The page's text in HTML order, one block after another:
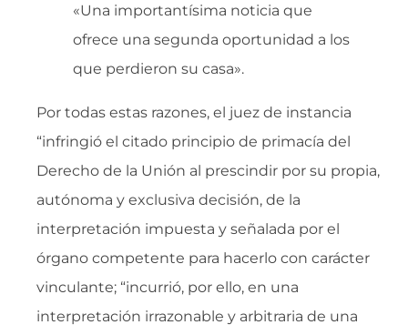
«Una importantísima noticia que
ofrece una segunda oportunidad a los
que perdieron su casa».
Por todas estas razones, el juez de instancia
“infringió el citado principio de primacía del
Derecho de la Unión al prescindir por su propia,
autónoma y exclusiva decisión, de la
interpretación impuesta y señalada por el
órgano competente para hacerlo con carácter
vinculante; “incurrió, por ello, en una
interpretación irrazonable y arbitraria de una